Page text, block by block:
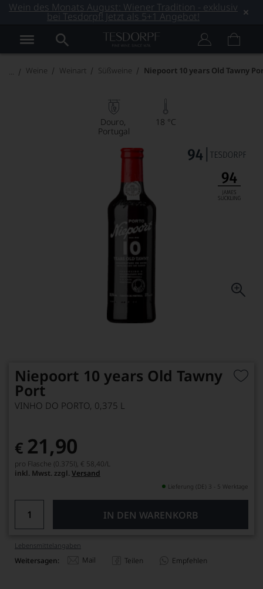
Wein des Monats August: Wiener Tradition - exklusiv
bei Tesdorpf! Jetzt als 5+1 Angebot!
Weine Weinart Süßweine Niepoort 10 years Old Tawny
Douro
Portugal
18 °C
Niepoort 10 years Old Tawny
Port
VINHO DO PORTO, 0,375 L
€ 21,90
pro Flasche (0.375l), € 58,40/L
inkl. Mwst. zzgl. Versand
Lieferung (DE) 3 - 5 Werktage
IN DEN WARENKORB
Lebensmittel­angaben
Weitersagen: Mail Teilen Empfehlen